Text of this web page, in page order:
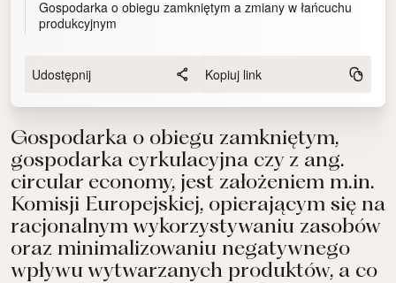
Gospodarka o obiegu zamkniętym a zmiany w łańcuchu
produkcyjnym
Udostępnij Kopiuj link
Gospodarka o obiegu zamkniętym,
gospodarka cyrkulacyjna czy z ang.
circular economy, jest założeniem m.in.
Komisji Europejskiej, opierającym się na
racjonalnym wykorzystywaniu zasobów
oraz minimalizowaniu negatywnego
wpływu wytwarzanych produktów, a co